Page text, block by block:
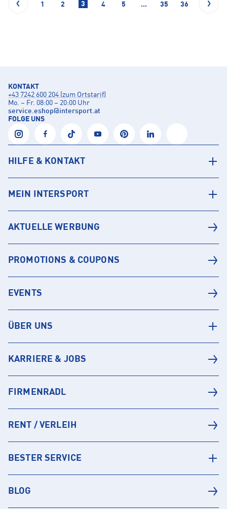
1 2 3 4 5 ... 35 36
KONTAKT
+43 7242 600 204 (zum Ortstarif)
Mo. – Fr. 08:00 – 20:00 Uhr
service.eshop@intersport.at
FOLGE UNS
HILFE & KONTAKT
MEIN INTERSPORT
AKTUELLE WERBUNG
PROMOTIONS & COUPONS
EVENTS
ÜBER UNS
KARRIERE & JOBS
FIRMENRADL
RENT / VERLEIH
BESTER SERVICE
BLOG